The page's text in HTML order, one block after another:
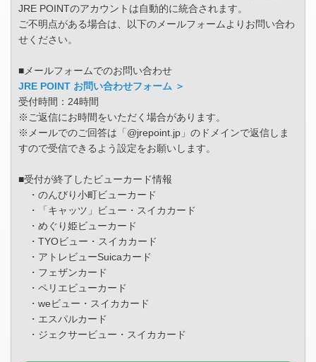
JRE POINTのアカウントは自動的に統合されます。
ご不明点がある場合は、以下のメールフォームよりお問い合わ
せください。
■メールフォームでのお問い合わせ
JRE POINT お問い合わせフォーム ＞
受付時間：24時間
※ご返信にお時間をいただく場合があります。
※メールでのご回答は「@jrepoint.jp」のドメインで返信しま
すので受信できるよう設定をお願いします。
■受付が終了したビューカード情報
・のんびり小町ビューカード
・「キャッツ」ビュー・スイカカード
・めぐり姫ビューカード
・TYOビュー・スイカカード
・アトレビューSuicaカード
・フェザンカード
・ペリエビューカード
・weビュー・スイカカード
・エスパルカード
・ジェクサービュー・スイカカード